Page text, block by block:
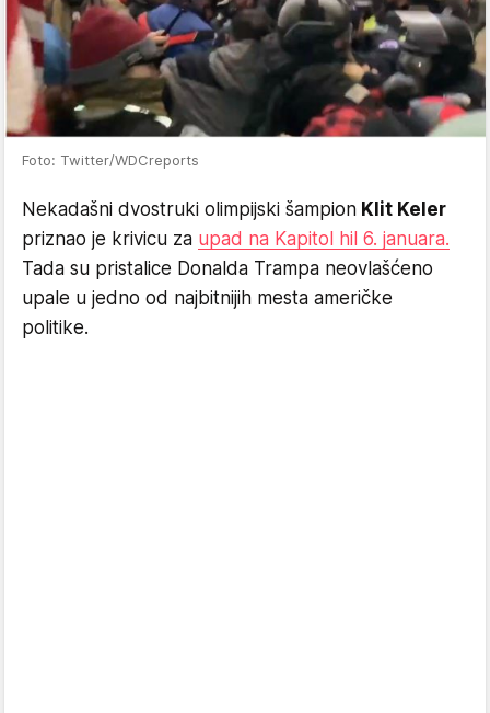
Foto: Twitter/WDCreports
Nekadašni dvostruki olimpijski šampion Klit Keler
priznao je krivicu za upad na Kapitol hil 6. januara.
Tada su pristalice Donalda Trampa neovlašćeno
upale u jedno od najbitnijih mesta američke
politike.